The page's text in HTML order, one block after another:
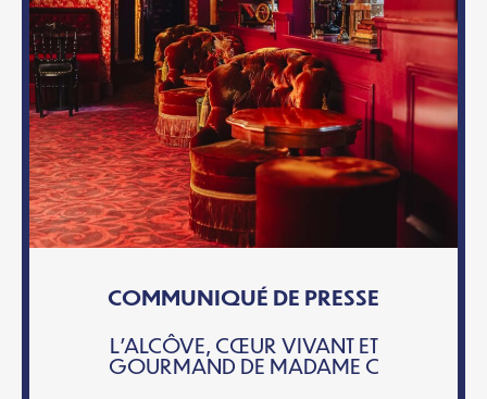
COMMUNIQUÉ DE PRESSE
L’ALCÔVE, CŒUR VIVANT ET
GOURMAND DE MADAME C